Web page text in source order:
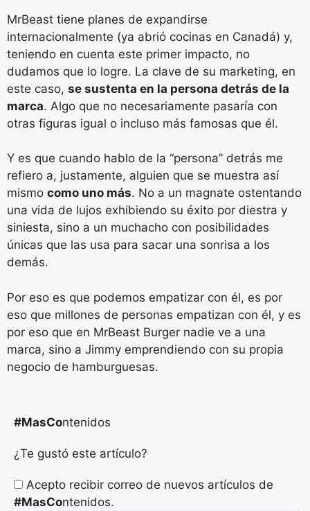
MrBeast tiene planes de expandirse
internacionalmente (ya abrió cocinas en Canadá) y,
teniendo en cuenta este primer impacto, no
dudamos que lo logre. La clave de su marketing, en
este caso, se sustenta en la persona detrás de la
marca. Algo que no necesariamente pasaría con
otras figuras igual o incluso más famosas que él.
Y es que cuando hablo de la “persona” detrás me
refiero a, justamente, alguien que se muestra así
mismo como uno más. No a un magnate ostentando
una vida de lujos exhibiendo su éxito por diestra y
siniesta, sino a un muchacho con posibilidades
únicas que las usa para sacar una sonrisa a los
demás.
Por eso es que podemos empatizar con él, es por
eso que millones de personas empatizan con él, y es
por eso que en MrBeast Burger nadie ve a una
marca, sino a Jimmy emprendiendo con su propia
negocio de hamburguesas.
#MasContenidos
¿Te gustó este artículo?
Acepto recibir correo de nuevos artículos de
#MasContenidos.